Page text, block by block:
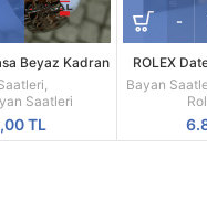
Beyaz Kadran
Kol Saati
Saatleri
TL
ROLEX
Bayan